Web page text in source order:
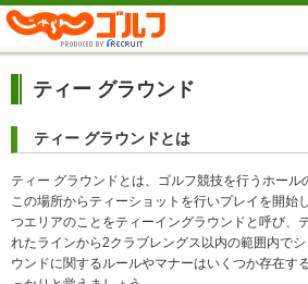
ティー グラウンド
ティー グラウンドとは
ティー グラウンドとは、ゴルフ競技を行うホール
この場所からティーショットを行いプレイを開始
つエリアのことをティーイングラウンドと呼び、
れたラインから2クラブレングス以内の範囲内で
ウンドに関するルールやマナーはいくつか存在す